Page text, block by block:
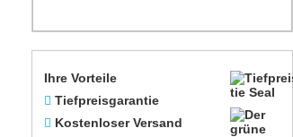
Ihre Vorteile
Tiefpreisgarantie
Kostenloser Versand